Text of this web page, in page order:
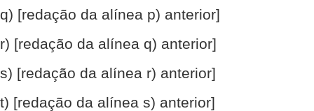
q) [redação da alínea p) anterior]
r) [redação da alínea q) anterior]
s) [redação da alínea r) anterior]
t) [redação da alínea s) anterior]